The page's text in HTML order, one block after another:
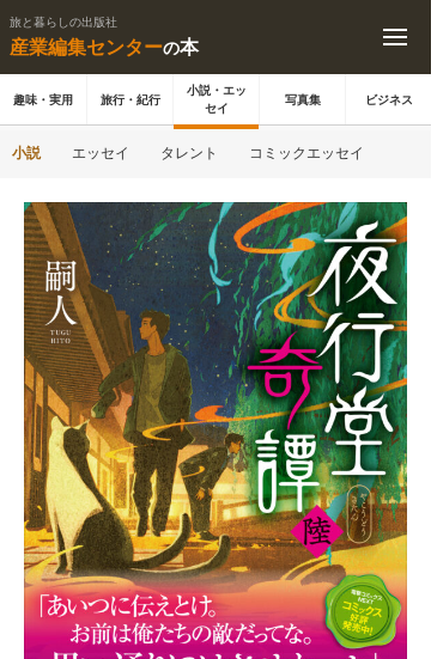
旅と暮らしの出版社
産業編集センターの本
趣味・実用 旅行・紀行
小説・エッ
セイ
写真集 ビジネス
小説 エッセイ タレント コミックエッセイ